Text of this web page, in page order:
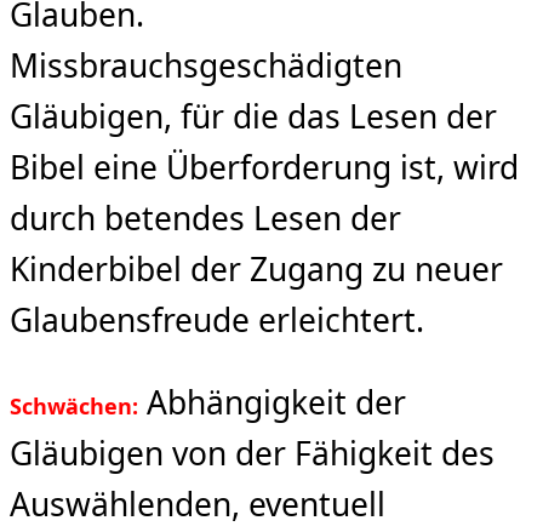
Glauben.
Missbrauchsgeschädigten
Gläubigen, für die das Lesen der
Bibel eine Überforderung ist, wird
durch betendes Lesen der
Kinderbibel der Zugang zu neuer
Glaubensfreude erleichtert.
Schwächen: Abhängigkeit der
Gläubigen von der Fähigkeit des
Auswählenden, eventuell